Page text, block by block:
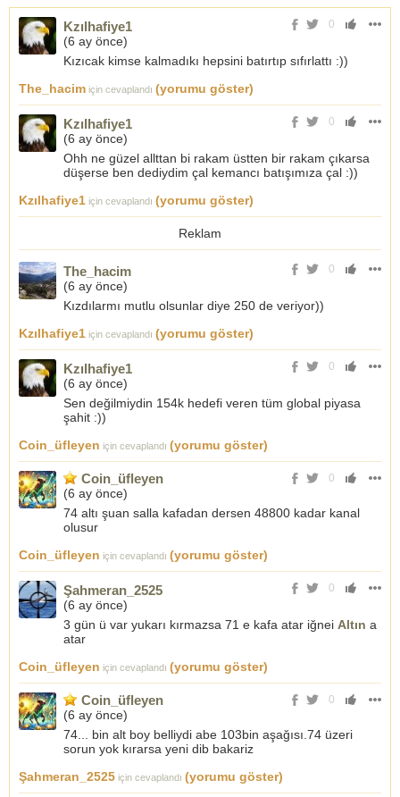
0
Kzılhafiye1
(6 ay önce)
Kızıcak kimse kalmadıkı hepsini batırtıp sıfırlattı :))
The_hacim için cevaplandı (yorumu göster)
0
Kzılhafiye1
(6 ay önce)
Ohh ne güzel allttan bi rakam üstten bir rakam çıkarsa
düşerse ben dediydim çal kemancı batışımıza çal :))
Kzılhafiye1 için cevaplandı (yorumu göster)
Reklam
0
The_hacim
(6 ay önce)
Kızdılarmı mutlu olsunlar diye 250 de veriyor))
Kzılhafiye1 için cevaplandı (yorumu göster)
0
Kzılhafiye1
(6 ay önce)
Sen değilmiydin 154k hedefi veren tüm global piyasa
şahit :))
Coin_üfleyen için cevaplandı (yorumu göster)
0
Coin_üfleyen
(6 ay önce)
74 altı şuan salla kafadan dersen 48800 kadar kanal
olusur
Coin_üfleyen için cevaplandı (yorumu göster)
0
Şahmeran_2525
(6 ay önce)
3 gün ü var yukarı kırmazsa 71 e kafa atar iğnei Altın a
atar
Coin_üfleyen için cevaplandı (yorumu göster)
0
Coin_üfleyen
(6 ay önce)
74... bin alt boy belliydi abe 103bin aşağısı.74 üzeri
sorun yok kırarsa yeni dib bakariz
Şahmeran_2525 için cevaplandı (yorumu göster)